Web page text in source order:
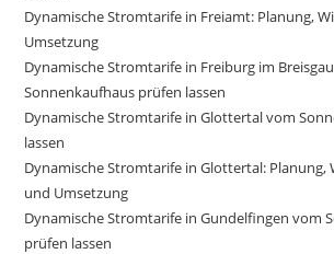
Dynamische Stromtarife in Freiamt: Planung,
Umsetzung
Dynamische Stromtarife in Freiburg im
Sonnenkaufhaus prüfen lassen
Dynamische Stromtarife in Glottertal vom
lassen
Dynamische Stromtarife in Glottertal: Planung,
und Umsetzung
Dynamische Stromtarife in Gundelfingen vom
prüfen lassen